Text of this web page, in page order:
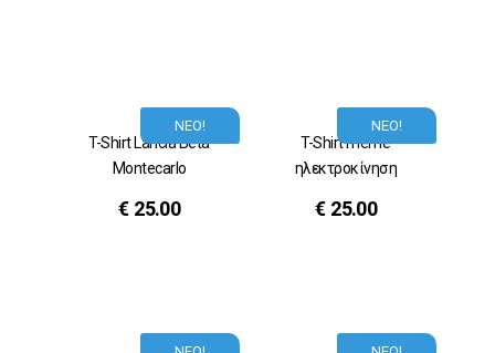
ΝΕΟ!
T-Shirt Lancia Beta
Montecarlo
€ 25.00
ΝΕΟ!
T-Shirt meme
ηλεκτροκίνηση
€ 25.00